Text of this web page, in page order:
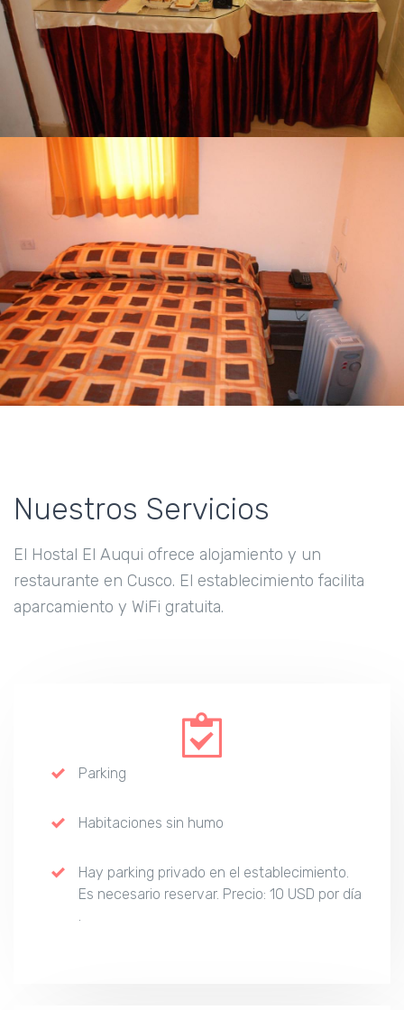
Nuestros Servicios
El Hostal El Auqui ofrece alojamiento y un
restaurante en Cusco. El establecimiento facilita
aparcamiento y WiFi gratuita.
Parking
Habitaciones sin humo
Hay parking privado en el establecimiento.
Es necesario reservar. Precio: 10 USD por día
.